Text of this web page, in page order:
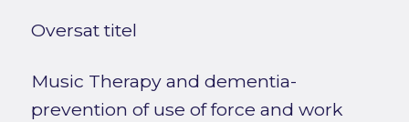
Oversat titel
Music Therapy and dementia-
prevention of use of force and work